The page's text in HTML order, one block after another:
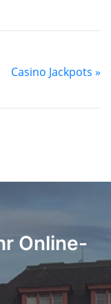
Casino Jackpots »
Online-